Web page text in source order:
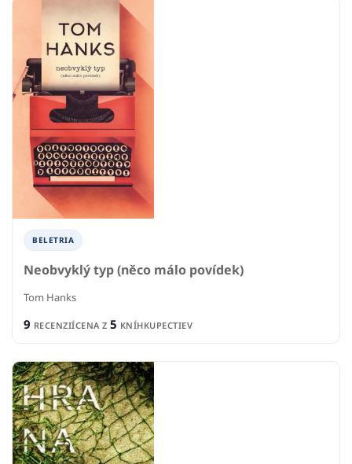
BELETRIA
Neobvyklý typ (něco málo povídek)
Tom Hanks
9 RECENZIÍCENA Z 5 KNÍHKUPECTIEV